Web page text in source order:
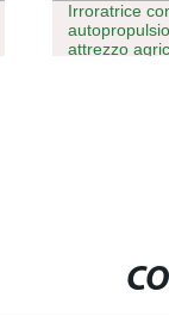
Irroratrice
attrezzo